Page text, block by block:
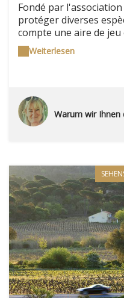
Fondé par
protéger diverses
compte une aire de
portes tout au long de
grand plaisir les
attendrir mais aussi
les enjeux relatifs à la
dont les origines
Weiterlesen
Warum wir Ihnen